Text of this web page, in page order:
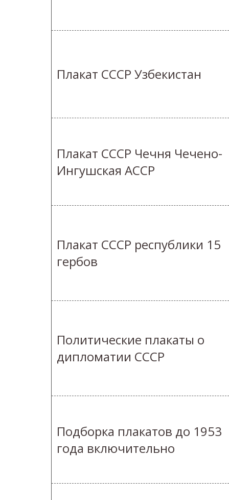
Плакат СССР Узбекистан
Плакат СССР Чечня Чечено-
Ингушская АССР
Плакат СССР республики 15
гербов
Политические плакаты о
дипломатии СССР
Подборка плакатов до 1953
года включительно